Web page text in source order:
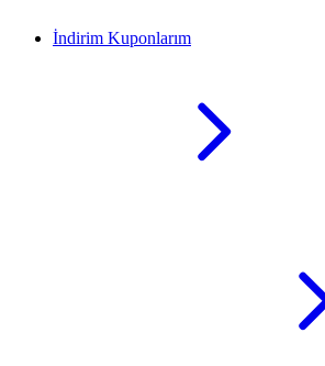
İndirim Kuponlarım